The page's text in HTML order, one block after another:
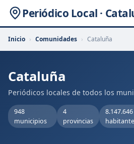
Periódico Local ·
Inicio › Comunidades › Cataluña
Cataluña
Periódicos locales de todos los
948
municipios
4
provincias
8.147.646